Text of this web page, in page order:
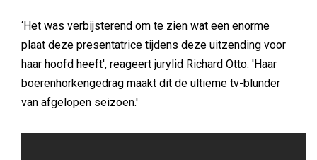
‘Het was verbijsterend om te zien wat een enorme
plaat deze presentatrice tijdens deze uitzending voor
haar hoofd heeft', reageert jurylid Richard Otto. 'Haar
boerenhorkengedrag maakt dit de ultieme tv-blunder
van afgelopen seizoen.'